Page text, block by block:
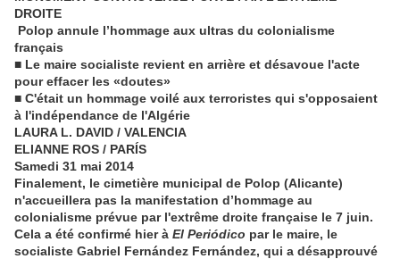
DROITE
Polop annule l’hommage aux ultras du colonialisme
français
■ Le maire socialiste revient en arrière et désavoue l'acte
pour effacer les «doutes»
■ C'était un hommage voilé aux terroristes qui s'opposaient
à l'indépendance de l'Algérie
LAURA L. DAVID / VALENCIA
ELIANNE ROS / PARÍS
Samedi 31 mai 2014
Finalement, le cimetière municipal de Polop (Alicante)
n'accueillera pas la manifestation d’hommage au
colonialisme prévue par l'extrême droite française le 7 juin.
Cela a été confirmé hier à El Periódico par le maire, le
socialiste Gabriel Fernández Fernández, qui a désapprouvé